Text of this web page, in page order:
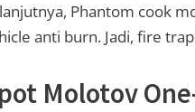
Phantom cook
anti burn. Jadi, fire
Molotov